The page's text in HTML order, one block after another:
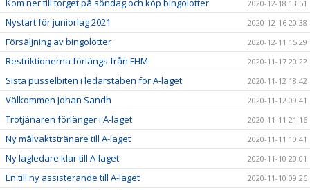
Kom ner till torget på söndag och köp bingolotter 2020-12-18 13:51
Nystart för juniorlag 2021 2020-12-16 20:38
Försäljning av bingolotter 2020-12-11 15:29
Restriktionerna förlängs från FHM 2020-11-17 20:22
Sista pusselbiten i ledarstaben för A-laget 2020-11-12 18:42
Välkommen Johan Sandh 2020-11-12 09:41
Trotjänaren förlänger i A-laget 2020-11-11 21:16
Ny målvaktstränare till A-laget 2020-11-11 10:41
Ny lagledare klar till A-laget 2020-11-10 20:01
En till ny assisterande till A-laget 2020-11-10 09:26